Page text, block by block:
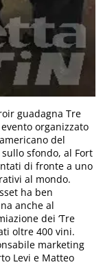
guadagna Tre
organizzato
del
sfondo, al Fort
di fronte a uno
al mondo.
ha ben
anche al
dei ‘Tre
oltre 400 vini.
marketing
Levi e Matteo